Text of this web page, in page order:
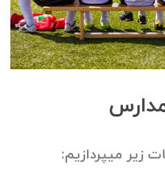
زیر میپردازیم: